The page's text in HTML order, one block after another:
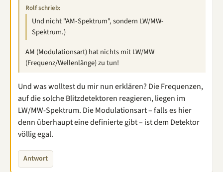
Rolf schrieb:
Und nicht "AM-Spektrum", sondern LW/MW-
Spektrum.)
AM (Modulationsart) hat nichts mit LW/MW
(Frequenz/Wellenlänge) zu tun!
Und was wolltest du mir nun erklären? Die Frequenzen,
auf die solche Blitzdetektoren reagieren, liegen im
LW/MW-Spektrum. Die Modulationsart – falls es hier
denn überhaupt eine definierte gibt – ist dem Detektor
völlig egal.
Antwort